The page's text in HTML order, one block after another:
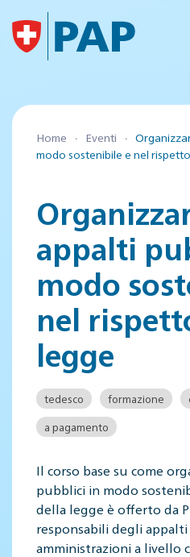
Skip to main content
Home Eventi
modo sostenibile e nel
appalti
modo
nel
legge
tedesco formazione
a pagamento
Il corso base su come
pubblici in modo
della legge è offerto da
responsabili degli
amministrazioni a livello